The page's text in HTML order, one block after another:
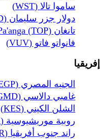
ساموا تالا (WST)
دولار جزر سليمان (SBD)
تانغان Pa'anga (TOP)
فانواتو فاتو (VUV)
إفريقيا
الجنيه المصري (EGP)
غامبي دالاسي (GMD)
الشلن الكيني (KES)
روبية موريشيوسية (MUR)
راند جنوب أفريقيا (ZAR)